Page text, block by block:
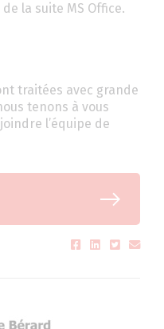
la suite MS Office.
traitées avec grande
tenons à vous
l’équipe de